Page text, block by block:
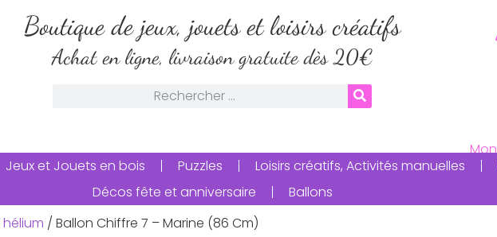
Boutique de jeux, jouets et loisirs créatifs
Achat en ligne, livraison gratuite dès 20€
Jeux et Jouets en bois Puzzles Loisirs créatifs, Activités manuelles
Décos fête et anniversaire
Ballons
/ Ballon Chiffre 7 – Marine (86 Cm)